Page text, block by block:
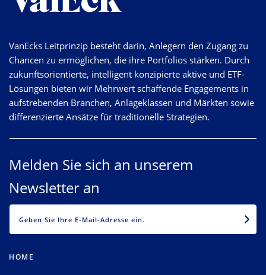
VanEcks Leitprinzip besteht darin, Anlegern den Zugang zu
Chancen zu ermöglichen, die ihre Portfolios stärken. Durch
zukunftsorientierte, intelligent konzipierte aktive und ETF-
Lösungen bieten wir Mehrwert schaffende Engagements in
aufstrebenden Branchen, Anlageklassen und Märkten sowie
differenzierte Ansätze für traditionelle Strategien.
Melden Sie sich an unserem
Newsletter an
HOME